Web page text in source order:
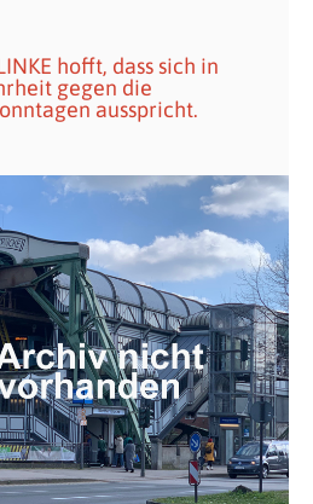
hofft, dass sich in
gegen die
ausspricht.